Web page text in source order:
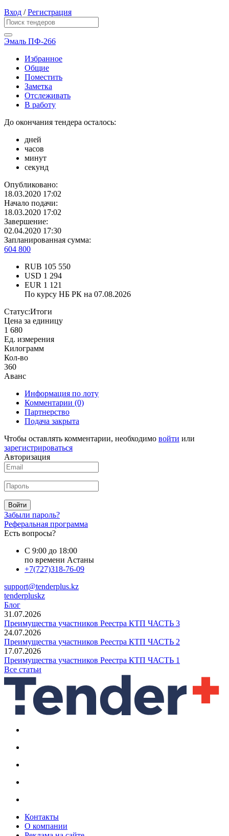
Вход /Регистрация
Эмаль ПФ-266
Избранное
Общие
Поместить
Заметка
Отслеживать
В работу
До окончания тендера осталось:
дней
часов
минут
секунд
Опубликовано:
18.03.2020 17:02
Начало подачи:
18.03.2020 17:02
Завершение:
02.04.2020 17:30
Запланированная сумма:
604 800
RUB 105 550
USD 1 294
EUR 1 121
По курсу НБ РК на 07.08.2026
Статус:Итоги
Цена за единицу
1 680
Ед. измерения
Килограмм
Кол-во
360
Аванс
Информация по лоту
Комментарии (0)
Партнерство
Подача закрыта
Чтобы оставлять комментарии, необходимо войти или
зарегистрироваться
Авторизация
Войти
Забыли пароль?
Реферальная программа
Есть вопросы?
С 9:00 до 18:00
по времени Астаны
+7(727)318-76-09
support@tenderplus.kz
tenderpluskz
Блог
31.07.2026
Преимущества участников Реестра КТП ЧАСТЬ 3
24.07.2026
Преимущества участников Реестра КТП ЧАСТЬ 2
17.07.2026
Преимущества участников Реестра КТП ЧАСТЬ 1
Все статьи
Контакты
О компании